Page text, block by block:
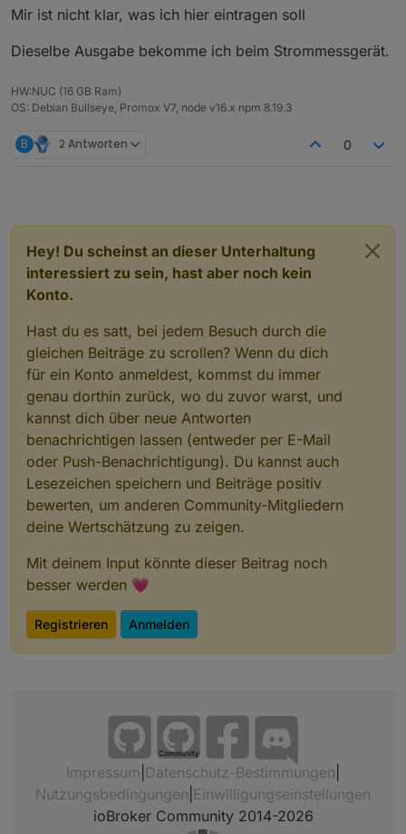
Mir ist nicht klar, was ich hier eintragen soll
Dieselbe Ausgabe bekomme ich beim Strommessgerät.
HW:NUC (16 GB Ram)
OS: Debian Bullseye, Promox V7, node v16.x npm 8.19.3
B 2 Antworten 0
Hey! Du scheinst an dieser Unterhaltung
interessiert zu sein, hast aber noch kein
Konto.
Hast du es satt, bei jedem Besuch durch die
gleichen Beiträge zu scrollen? Wenn du dich
für ein Konto anmeldest, kommst du immer
genau dorthin zurück, wo du zuvor warst, und
kannst dich über neue Antworten
benachrichtigen lassen (entweder per E-Mail
oder Push-Benachrichtigung). Du kannst auch
Lesezeichen speichern und Beiträge positiv
bewerten, um anderen Community-Mitgliedern
deine Wertschätzung zu zeigen.
Mit deinem Input könnte dieser Beitrag noch
besser werden 💗
Registrieren Anmelden
Community
Impressum Datenschutz-Bestimmungen
Nutzungsbedingungen Einwilligungseinstellungen
ioBroker Community 2014-2026